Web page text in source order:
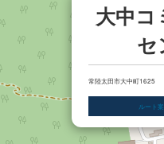
大中コ
セ
常陸太田市大中町1625
ルート